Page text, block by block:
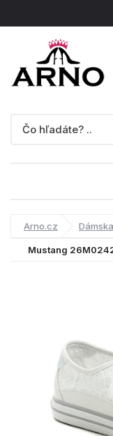
Arno.cz
Mustang